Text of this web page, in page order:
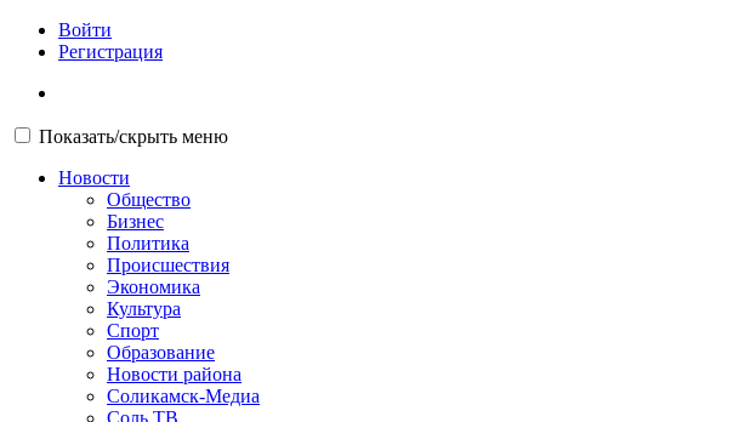
Войти
Регистрация
Показать/скрыть меню
Новости
Общество
Бизнес
Политика
Происшествия
Экономика
Культура
Спорт
Образование
Новости района
Соликамск-Медиа
Соль ТВ